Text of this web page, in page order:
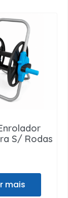
S/ Rodas
mais